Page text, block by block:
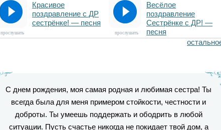
Красивое
поздравление с ДР
сестрёнке! — песня
прослушать
Весёлое
поздравление
Сестрёнке с ДР! —
песня
прослушать
С днем рождения, моя самая родная и любимая сестра! Ты
всегда была для меня примером стойкости, честности и
доброты. Ты умеешь поддержать и ободрить в любой
ситуации. Пусть счастье никогда не покидает твой дом, а